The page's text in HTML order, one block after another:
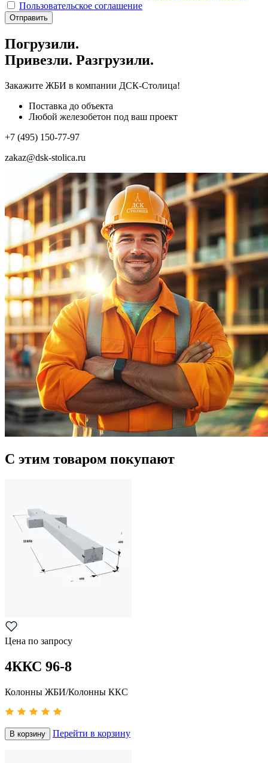
Пользовательское соглашение
Отправить
Погрузили.
Привезли. Разгрузили.
Закажите ЖБИ в компании ДСК-Столица!
Поставка до объекта
Любой железобетон под ваш проект
+7 (495) 150-77-97
zakaz@dsk-stolica.ru
С этим товаром покупают
Цена по запросу
4ККС 96-8
Колонны ЖБИ/Колонны ККС
В корзину Перейти в корзину